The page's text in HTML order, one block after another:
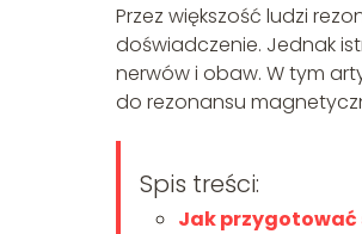
Przez większość ludzi
doświadczenie. Jednak
nerwów i obaw. W tym
do rezonansu
Spis treści:
Jak przygotować